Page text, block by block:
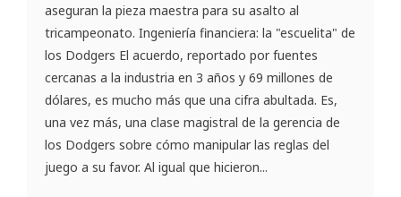
aseguran la pieza maestra para su asalto al
tricampeonato. Ingeniería financiera: la "escuelita" de
los Dodgers El acuerdo, reportado por fuentes
cercanas a la industria en 3 años y 69 millones de
dólares, es mucho más que una cifra abultada. Es,
una vez más, una clase magistral de la gerencia de
los Dodgers sobre cómo manipular las reglas del
juego a su favor. Al igual que hicieron...